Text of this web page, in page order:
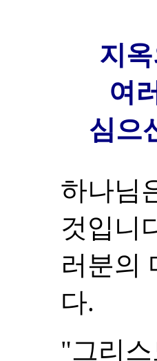
지
여
심으
하나님
것입니
러분의
다.
"그리